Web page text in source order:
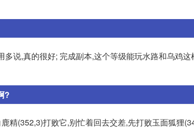
说,真的很好; 完成副本,这个等级能玩水路和乌鸡这
?
精(352,3)打败它,别忙着回去交差,先打败玉面狐狸